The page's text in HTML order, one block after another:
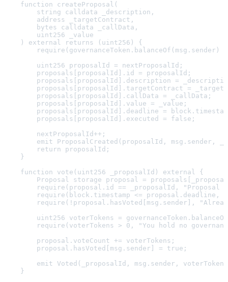
    function createProposal(
        string calldata _description,
        address _targetContract,
        bytes calldata _callData,
        uint256 _value
    ) external returns (uint256) {
require(governanceToken.balanceOf(msg.sender)
        uint256 proposalId = nextProposalId;
        proposals[proposalId].id = proposalId;
proposals[proposalId].description =
proposals[proposalId].targetContract =
        proposals[proposalId].callData = _callData;
        proposals[proposalId].value = _value;
proposals[proposalId].deadline =
        proposals[proposalId].executed = false;
        nextProposalId++;
emit ProposalCreated(proposalId, msg.sender,
        return proposalId;
    }
    function vote(uint256 _proposalId) external {
Proposal storage proposal =
require(proposal.id == _proposalId, "Proposal
require(block.timestamp <= proposal.deadline,
require(!proposal.hasVoted[msg.sender],
uint256 voterTokens =
require(voterTokens > 0, "You hold no
        proposal.voteCount += voterTokens;
        proposal.hasVoted[msg.sender] = true;
emit Voted(_proposalId, msg.sender,
    }